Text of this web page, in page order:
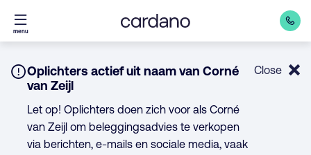
Direct
naar
menu
Notice:
Oplichters actief uit naam van Corné
van Zeijl
Let op! Oplichters doen zich voor als Corné
van Zeijl om beleggingsadvies te verkopen
via berichten, e-mails en sociale media, vaak
Close